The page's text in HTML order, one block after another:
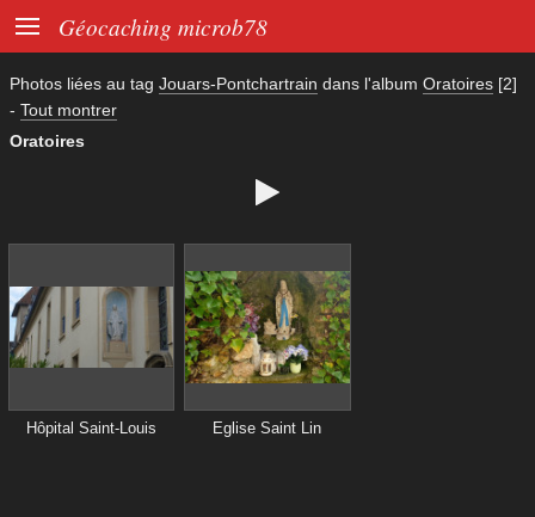
 Géocaching microb78
Photos liées au tag Jouars-Pontchartrain dans l'album Oratoires [2]
- Tout montrer
Oratoires

Hôpital Saint-Louis Eglise Saint Lin